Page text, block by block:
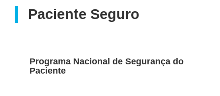
Paciente Seguro
Programa Nacional de Segurança do
Paciente